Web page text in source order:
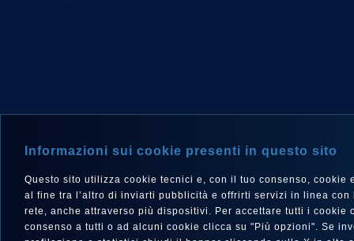
Informazioni sui cookie presenti in questo sito
Questo sito utilizza cookie tecnici e, con il tuo consenso,
al fine tra l’altro di inviarti pubblicità e offrirti servizi in linea
rete, anche attraverso più dispositivi. Per accettare tutti i cookie
consenso a tutti o ad alcuni cookie clicca su "Più opzioni". Se